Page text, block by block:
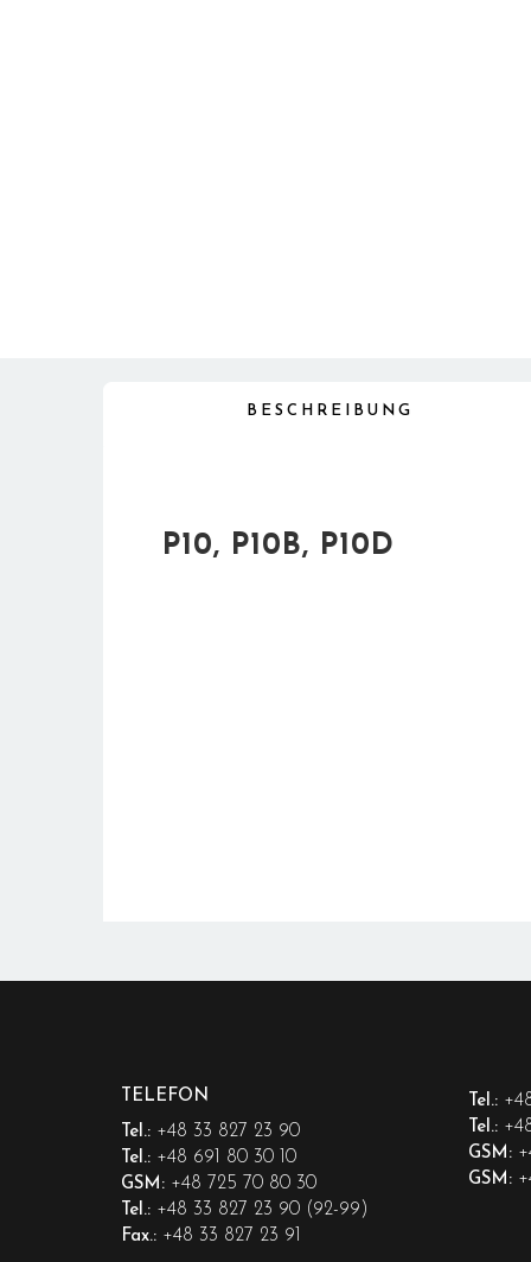
BESCHREIBUNG
P10, P10B, P10D
TELEFON
Tel.: +48 33 827 23 90
Tel.: +48 691 80 30 10
GSM: +48 725 70 80 30
Tel.: +48 33 827 23 90 (92-99)
Fax.: +48 33 827 23 91
Tel.:
Tel.:
GSM:
GSM: